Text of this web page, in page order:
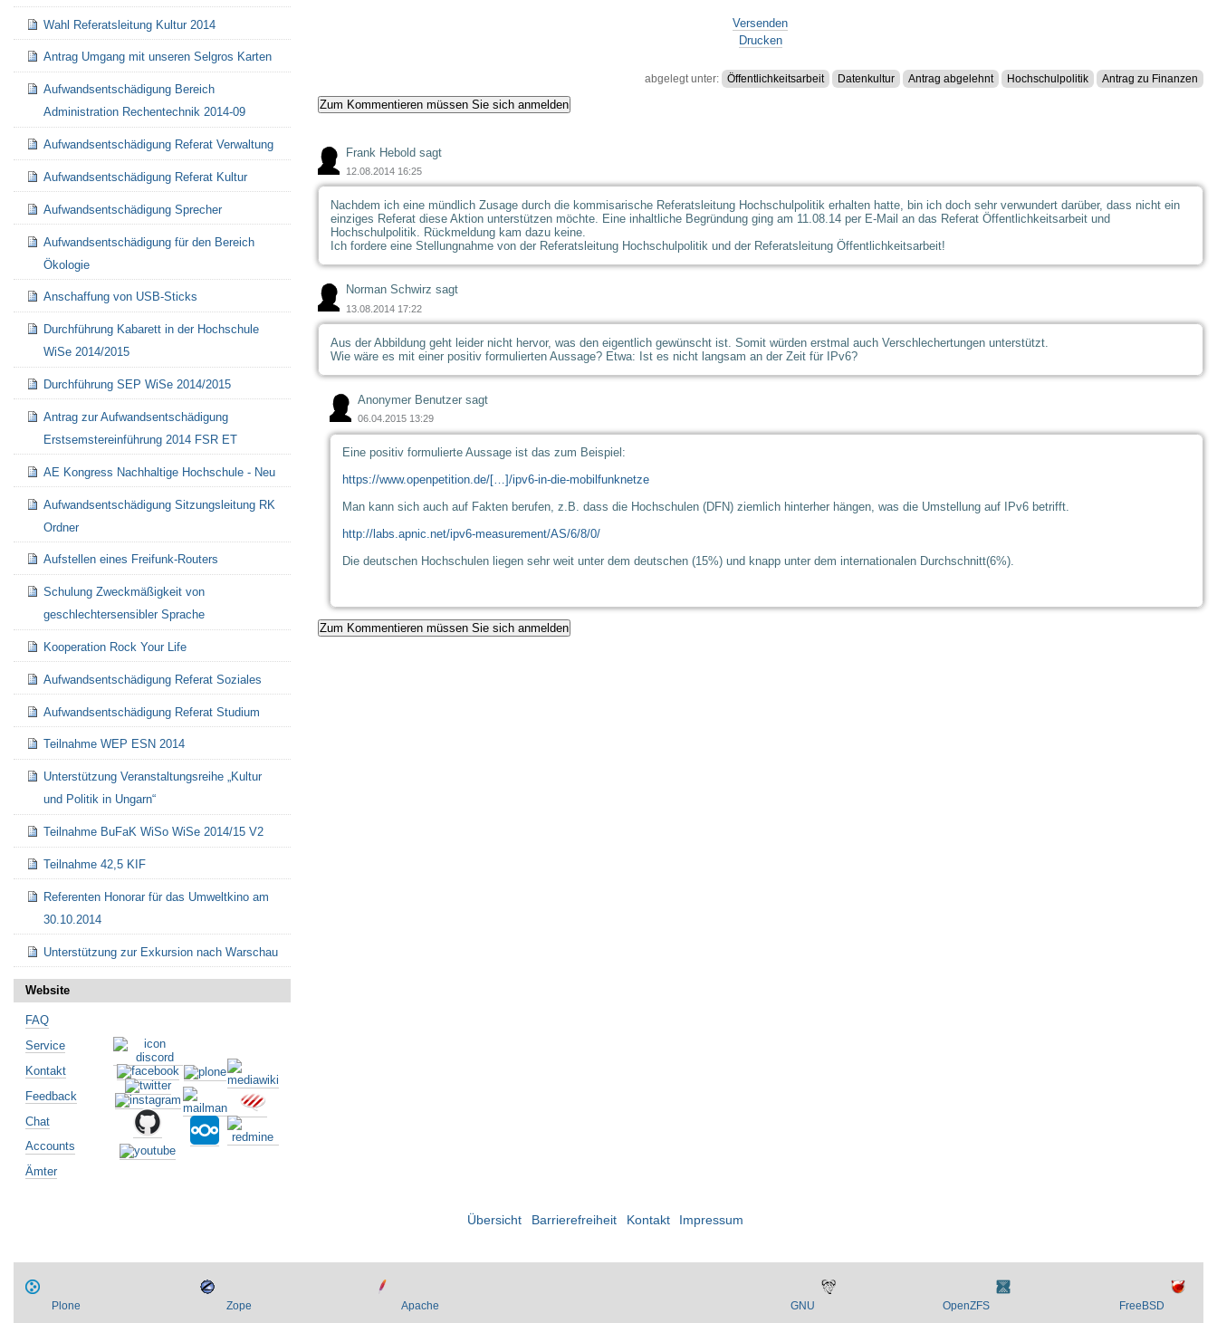
Versenden
Drucken
abgelegt unter: Öffentlichkeitsarbeit Datenkultur Antrag abgelehnt Hochschulpolitik Antrag zu Finanzen
Frank Hebold sagt
12.08.2014 16:25
Nachdem ich eine mündlich Zusage durch die kommisarische Referatsleitung Hochschulpolitik erhalten hatte, bin ich doch sehr verwundert darüber, dass nicht ein
einziges Referat diese Aktion unterstützen möchte. Eine inhaltliche Begründung ging am 11.08.14 per E-Mail an das Referat Öffentlichkeitsarbeit und
Hochschulpolitik. Rückmeldung kam dazu keine.
Ich fordere eine Stellungnahme von der Referatsleitung Hochschulpolitik und der Referatsleitung Öffentlichkeitsarbeit!
Norman Schwirz sagt
13.08.2014 17:22
Aus der Abbildung geht leider nicht hervor, was den eigentlich gewünscht ist. Somit würden erstmal auch Verschlechertungen unterstützt.
Wie wäre es mit einer positiv formulierten Aussage? Etwa: Ist es nicht langsam an der Zeit für IPv6?
Anonymer Benutzersagt
06.04.2015 13:29
Eine positiv formulierte Aussage ist das zum Beispiel:
https://www.openpetition.de/[…]/ipv6-in-die-mobilfunknetze
Man kann sich auch auf Fakten berufen, z.B. dass die Hochschulen (DFN) ziemlich hinterher hängen, was die Umstellung auf IPv6 betrifft.
http://labs.apnic.net/ipv6-measurement/AS/6/8/0/
Die deutschen Hochschulen liegen sehr weit unter dem deutschen (15%) und knapp unter dem internationalen Durchschnitt(6%).
Wahl Referatsleitung Kultur 2014
Antrag Umgang mit unseren Selgros Karten
Aufwandsentschädigung Bereich
Administration Rechentechnik 2014-09
Aufwandsentschädigung Referat Verwaltung
Aufwandsentschädigung Referat Kultur
Aufwandsentschädigung Sprecher
Aufwandsentschädigung für den Bereich
Ökologie
Anschaffung von USB-Sticks
Durchführung Kabarett in der Hochschule
WiSe 2014/2015
Durchführung SEP WiSe 2014/2015
Antrag zur Aufwandsentschädigung
Erstsemstereinführung 2014 FSR ET
AE Kongress Nachhaltige Hochschule - Neu
Aufwandsentschädigung Sitzungsleitung RK
Ordner
Aufstellen eines Freifunk-Routers
Schulung Zweckmäßigkeit von
geschlechtersensibler Sprache
Kooperation Rock Your Life
Aufwandsentschädigung Referat Soziales
Aufwandsentschädigung Referat Studium
Teilnahme WEP ESN 2014
Unterstützung Veranstaltungsreihe „Kultur
und Politik in Ungarn“
Teilnahme BuFaK WiSo WiSe 2014/15 V2
Teilnahme 42,5 KIF
Referenten Honorar für das Umweltkino am
30.10.2014
Unterstützung zur Exkursion nach Warschau
Website
FAQ
Service
Kontakt
Feedback
Chat
Accounts
Ämter
Übersicht Barrierefreiheit Kontakt Impressum
Plone Zope Apache GNU OpenZFS FreeBSD